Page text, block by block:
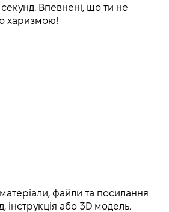
Впевнені, що ти не
харизмою!
матеріали, файли та посилання
інструкція або 3D модель.